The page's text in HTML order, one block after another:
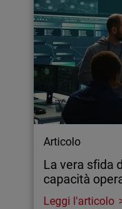
Articolo
La vera sfida
capacità
Leggi l'articolo